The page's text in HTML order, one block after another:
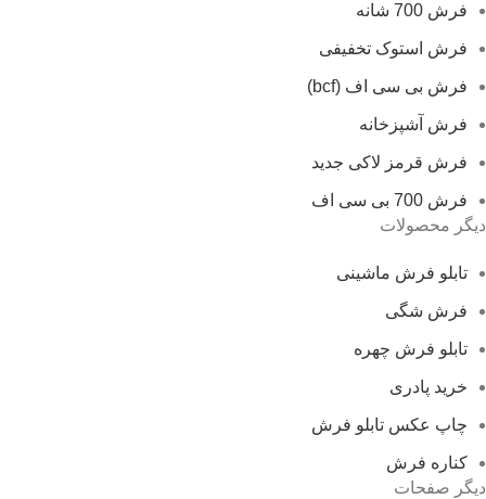
فرش 700 شانه
فرش استوک تخفیفی
فرش بی سی اف (bcf)
فرش آشپزخانه
فرش قرمز لاکی جدید
فرش 700 بی سی اف
دیگر محصولات
تابلو فرش ماشینی
فرش شگی
تابلو فرش چهره
خرید پادری
چاپ عکس تابلو فرش
کناره فرش
دیگر صفحات